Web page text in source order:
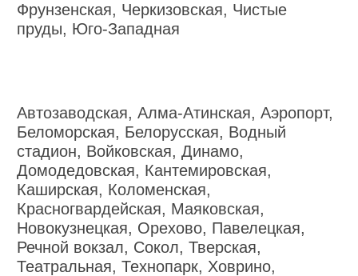
Фрунзенская, Черкизовская, Чистые
пруды, Юго-Западная
Автозаводская, Алма-Атинская, Аэропорт,
Беломорская, Белорусская, Водный
стадион, Войковская, Динамо,
Домодедовская, Кантемировская,
Каширская, Коломенская,
Красногвардейская, Маяковская,
Новокузнецкая, Орехово, Павелецкая,
Речной вокзал, Сокол, Тверская,
Театральная, Технопарк, Ховрино,